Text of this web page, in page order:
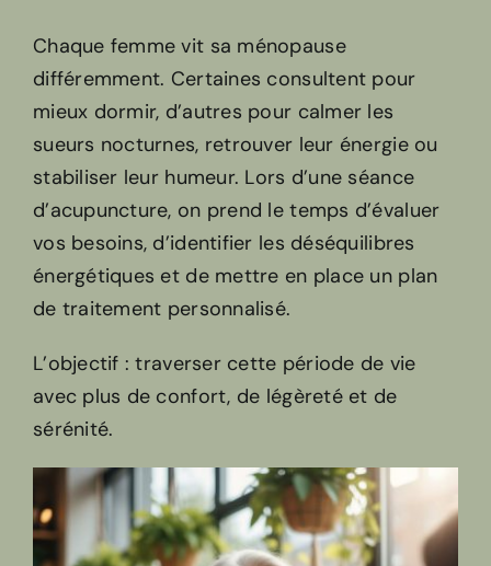
Chaque femme vit sa ménopause
différemment. Certaines consultent pour
mieux dormir, d’autres pour calmer les
sueurs nocturnes, retrouver leur énergie ou
stabiliser leur humeur. Lors d’une séance
d’acupuncture, on prend le temps d’évaluer
vos besoins, d’identifier les déséquilibres
énergétiques et de mettre en place un plan
de traitement personnalisé.
L’objectif : traverser cette période de vie
avec plus de confort, de légèreté et de
sérénité.